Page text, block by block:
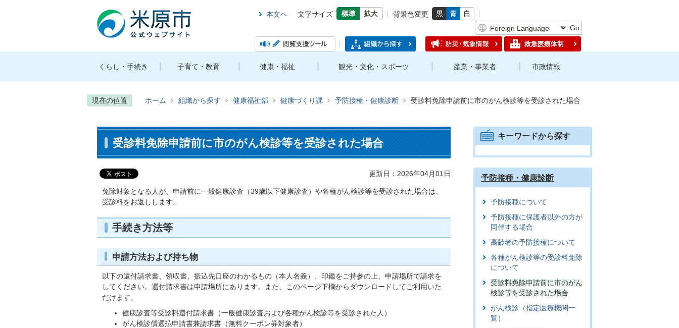
本文へ 文字サイズ
背景色変更
Go
くらし・手続き 子育て・教育 健康・福祉 観光・文化・スポーツ 産業・事業者 市政情報
現在の位置 ホーム 組織から探す 健康福祉部 健康づくり課 予防接種・健康診断 受診料免除申請前に市のがん検診等を受診された場合
受診料免除申請前に市のがん検診等を受診された場合
更新日：2026年04月01日
免除対象となる人が、申請前に一般健康診査（39歳以下健康診査）や各種がん検診等を受診された場合は、
受診料をお返しします。
手続き方法等
申請方法および持ち物
以下の還付請求書、領収書、振込先口座のわかるもの（本人名義）、印鑑をご持参の上、申請場所で請求を
してください。還付請求書は申請場所にあります。また、このページ下欄からダウンロードしてご利用いた
だけます。
健康診査等受診料還付請求書（一般健康診査および各種がん検診等を受診された人）
がん検診償還払申請書兼請求書（無料クーポン券対象者）
キーワードから探す
予防接種・健康診断
予防接種について
予防接種に保護者以外の方が
同伴する場合
高齢者の予防接種について
各種がん検診等の受診料免除
について
受診料免除申請前に市のがん
検診等を受診された場合
がん検診（指定医療機関一
覧）